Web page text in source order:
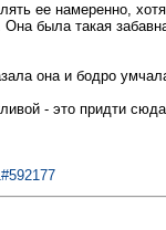
ее намеренно,
была такая
она и бодро
- это придти